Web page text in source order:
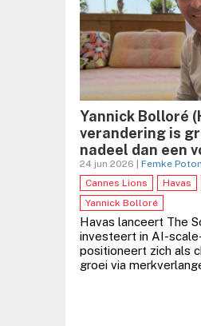
Yannick Bolloré
verandering is
nadeel dan een
24 jun 2026 | Femke
Cannes Lions
Havas
Yannick Bolloré
Havas lanceert The
investeert in AI-
positioneert zich als
groei via